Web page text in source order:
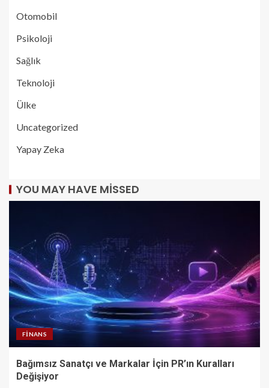
Otomobil
Psikoloji
Sağlık
Teknoloji
Ülke
Uncategorized
Yapay Zeka
YOU MAY HAVE MISSED
FINANS
Bağımsız Sanatçı ve Markalar İçin PR’ın Kuralları
Değişiyor